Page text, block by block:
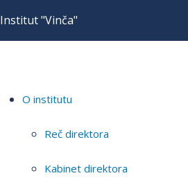
Institut "Vinča"
O institutu
Reč direktora
Kabinet direktora